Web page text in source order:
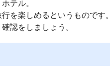
テル。
を楽しめるというものです。
認をしましょう。